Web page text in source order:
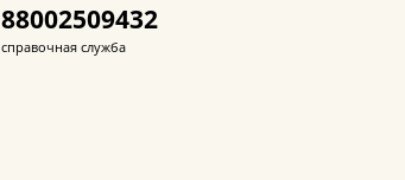
88002509432
справочная служба